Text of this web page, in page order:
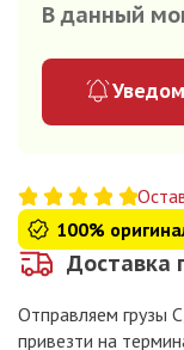
В данный
100%
Доставка
Отправляем
привезти на